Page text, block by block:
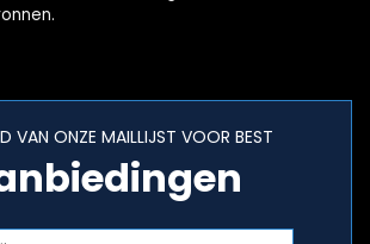
VAN ONZE MAILLIJST VOOR BEST